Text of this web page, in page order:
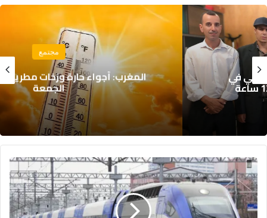
مجتمع
المغرب: أجواء حارة وزخات مطرية متوقعة يوم
الجمعة
كوريا..
تعليق
خدمات
أكثر
من